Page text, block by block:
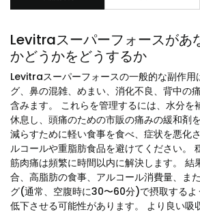
Levitraスーパーフォースがあ
かどうかをどうするか
Levitraスーパーフォースの一般的な副作用
グ、鼻の混雑、めまい、消化不良、背中の
含みます。 これらを管理するには、水分を
休息し、頭痛のための市販の痛みの緩和剤
減らすために軽い食事を食べ、症状を悪化
ルコールや重脂肪食品を避けてください。
筋肉痛は頻繁に時間以内に解決します。 結
合、高脂肪の食事、アルコール消費量、ま
グ(通常、空腹時に30〜60分)で摂取するよ
低下させる可能性があります。 より良い吸